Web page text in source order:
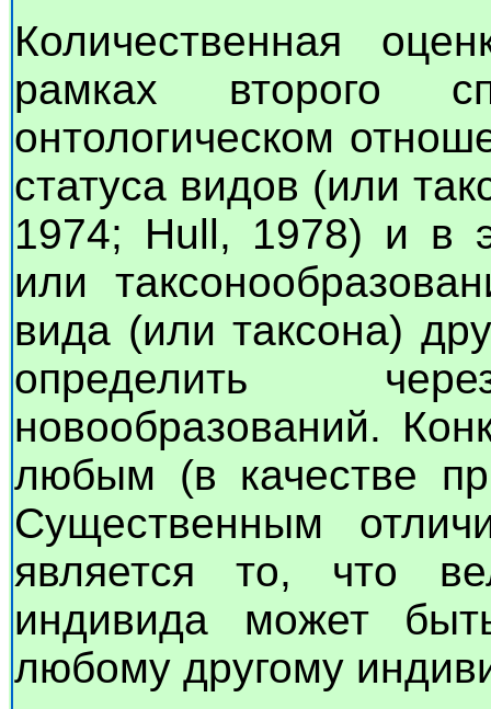
Количественная
рамках второго
онтологическом
статуса видов (или
1974; Hull, 1978) и в
или
вида (или таксона)
определить
новообразований.
любым (в качестве
Существенным
является то, что
индивида может
любому другому